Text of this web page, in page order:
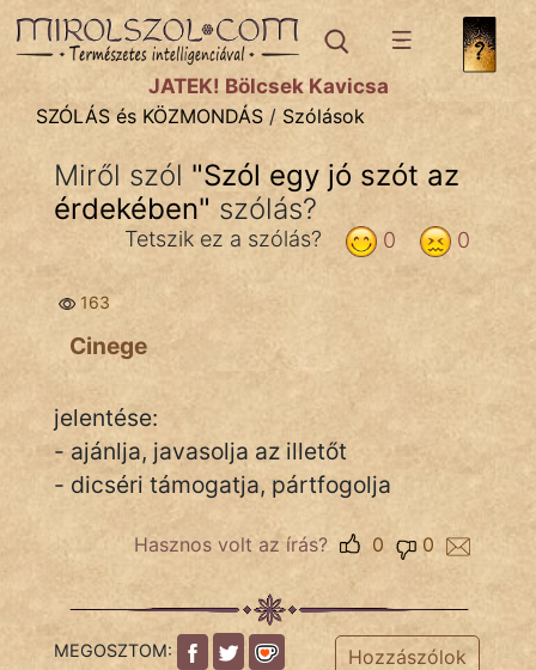
SZÓLÁS ÉS KÖZMONDÁStémák:
Bibliai
Közmondások
Szállóigék
Szóláscsoportok
Szólások
Tréfás
JÁTÉK! Bölcsek Kavicsa
SZÓLÁS és KÖZMONDÁS / Szólások
Miről szól "Szól egy jó szót az
érdekében" szólás?
0
0
Tetszik ez a szólás?
163
Cinege
jelentése:
- ajánlja, javasolja az illetőt
- dicséri támogatja, pártfogolja
Hasznos volt az írás? 0
0
MEGOSZTOM: Hozzászólok